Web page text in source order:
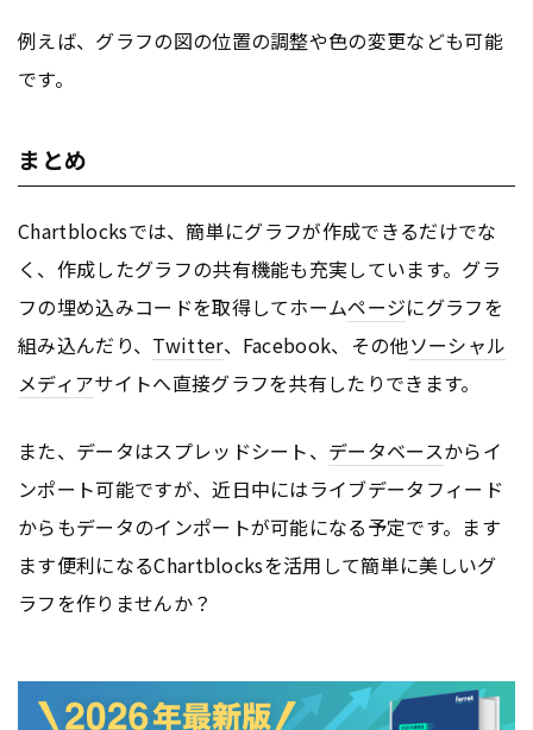
例えば、グラフの図の位置の調整や色の変更なども可能
です。
まとめ
Chartblocksでは、簡単にグラフが作成できるだけでな
く、作成したグラフの共有機能も充実しています。グラ
フの埋め込みコードを取得してホームページにグラフを
組み込んだり、 Twitter、Facebook、その他ソーシャル
メディアサイトへ直接グラフを共有したりできます。
また、データはスプレッドシート、 データベースからイ
ンポート可能ですが、近日中にはライブデータフィード
からもデータのインポートが可能になる予定です。ます
ます便利になるChartblocksを活用して簡単に美しいグ
ラフを作りませんか？